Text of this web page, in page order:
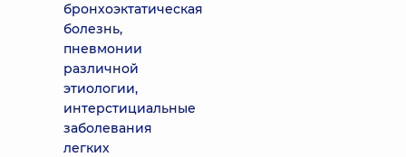
бронхоэктатическая
болезнь,
пневмонии
различной
этиологии,
интерстициальные
заболевания
легких